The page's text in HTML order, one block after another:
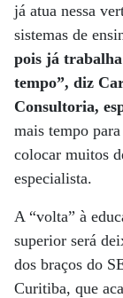
já atua nessa
sistemas de
pois já
tempo”, diz
Consultoria,
mais tempo
colocar muitos
especialista.
A “volta” à
superior será
dos braços do
Curitiba, que